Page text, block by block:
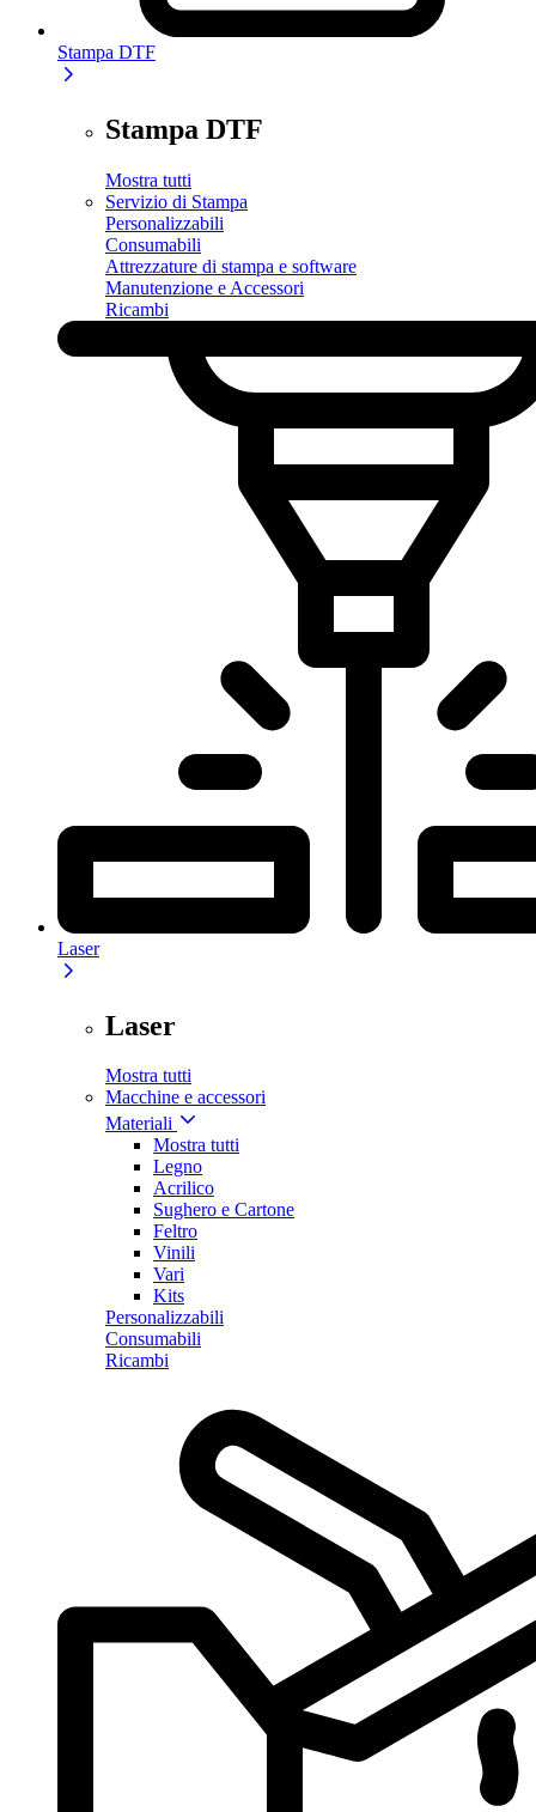
Stampa DTF
Stampa DTF
Mostra tutti
Servizio di Stampa
Personalizzabili
Consumabili
Attrezzature di stampa e software
Manutenzione e Accessori
Ricambi
Laser
Laser
Mostra tutti
Macchine e accessori
Materiali
Mostra tutti
Legno
Acrilico
Sughero e Cartone
Feltro
Vinili
Vari
Kits
Personalizzabili
Consumabili
Ricambi